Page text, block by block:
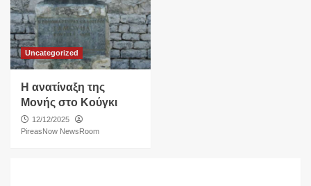
Uncategorized
Η ανατίναξη της
Μονής στο Κούγκι
12/12/2025
PireasNow NewsRoom